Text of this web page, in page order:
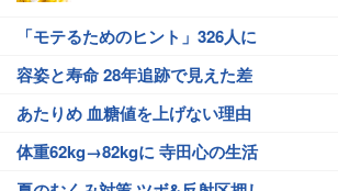
「モテるためのヒント」326人に
容姿と寿命 28年追跡で見えた差
あたりめ 血糖値を上げない理由
体重62kg→82kgに 寺田心の生活